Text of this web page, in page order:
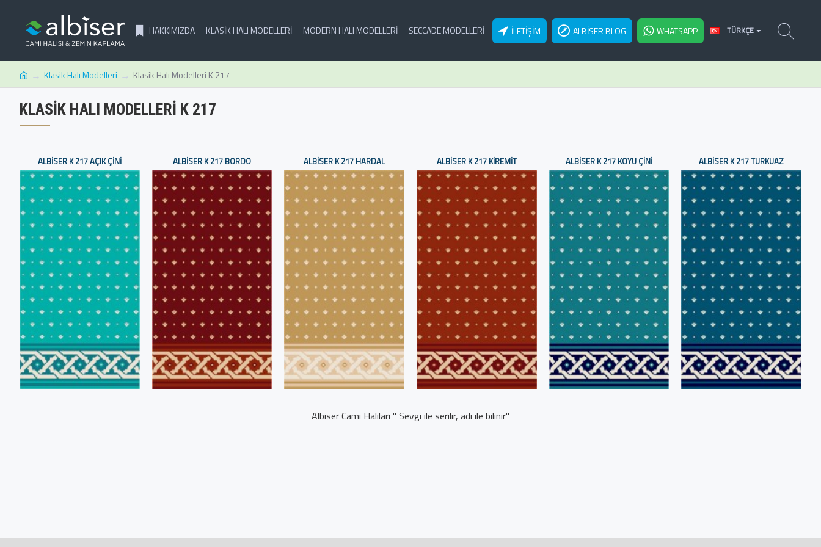
HAKKIMIZDA KLASIK HALI MODELLERI MODERN HALI MODELLERI SECCADE MODELLERI İLETIŞIM ALBISER BLOG WHATSAPP TÜRKÇE
Klasik Halı Modelleri Klasik Halı Modelleri K 217
KLASIK HALI MODELLERI K 217
ALBISER K 217 AÇIK ÇINI ALBISER K 217 BORDO ALBISER K 217 HARDAL ALBISER K 217 KIREMIT ALBISER K 217 KOYU ÇINI ALBISER K 217 TURKUAZ
Albiser Cami Halıları " Sevgi ile serilir, adı ile bilinir"